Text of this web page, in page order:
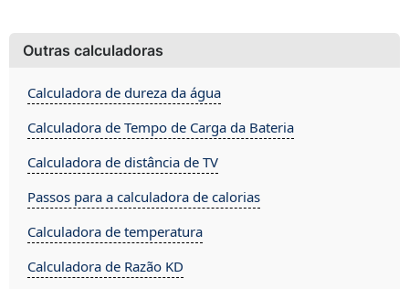
Outras calculadoras
Calculadora de dureza da água
Calculadora de Tempo de Carga da Bateria
Calculadora de distância de TV
Passos para a calculadora de calorias
Calculadora de temperatura
Calculadora de Razão KD